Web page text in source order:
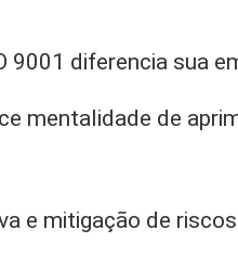
9001 diferencia sua
mentalidade de
e mitigação de